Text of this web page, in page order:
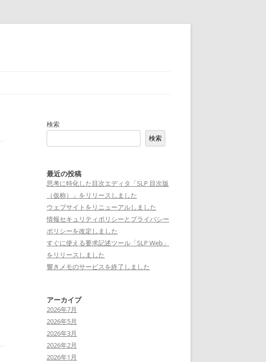
検索
検索
最近の投稿
思考に特化した目次エディタ「SLP 目次版
（仮称）」をリリースしました
ウェブサイトをリニューアルしました
情報セキュリティポリシーとプライバシー
ポリシーを改定しました
すぐに使える要求記述ツール「SLP Web」
をリリースしました
響きメモのサービスを終了しました
アーカイブ
2026年7月
2026年5月
2026年3月
2026年2月
2026年1月